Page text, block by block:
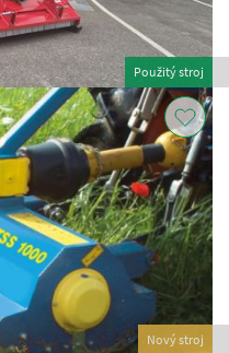
Použitý stroj
Nový stroj